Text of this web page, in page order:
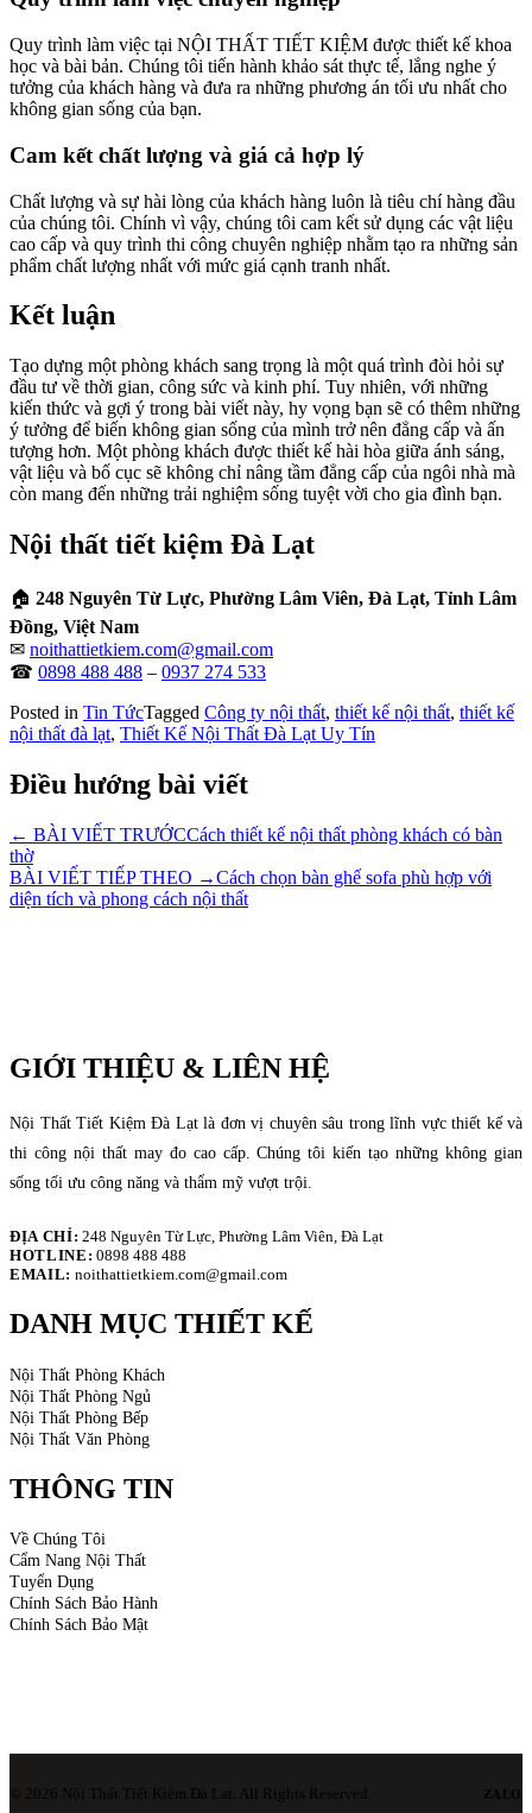
Quy trình làm việc tại NỘI THẤT TIẾT KIỆM được thiết kế khoa
học và bài bản. Chúng tôi tiến hành khảo sát thực tế, lắng nghe ý
tưởng của khách hàng và đưa ra những phương án tối ưu nhất cho
không gian sống của bạn.
Cam kết chất lượng và giá cả hợp lý
Chất lượng và sự hài lòng của khách hàng luôn là tiêu chí hàng đầu
của chúng tôi. Chính vì vậy, chúng tôi cam kết sử dụng các vật liệu
cao cấp và quy trình thi công chuyên nghiệp nhằm tạo ra những sản
phẩm chất lượng nhất với mức giá cạnh tranh nhất.
Kết luận
Tạo dựng một phòng khách sang trọng là một quá trình đòi hỏi sự
đầu tư về thời gian, công sức và kinh phí. Tuy nhiên, với những
kiến thức và gợi ý trong bài viết này, hy vọng bạn sẽ có thêm những
ý tưởng để biến không gian sống của mình trở nên đẳng cấp và ấn
tượng hơn. Một phòng khách được thiết kế hài hòa giữa ánh sáng,
vật liệu và bố cục sẽ không chỉ nâng tầm đẳng cấp của ngôi nhà mà
còn mang đến những trải nghiệm sống tuyệt vời cho gia đình bạn.
Nội thất tiết kiệm Đà Lạt
🏠 248 Nguyên Từ Lực, Phường Lâm Viên, Đà Lạt, Tỉnh Lâm
Đồng, Việt Nam
✉ noithattietkiem.com@gmail.com
☎ 0898 488 488 – 0937 274 533
Posted in Tin TứcTagged Công ty nội thất, thiết kế nội thất, thiết kế
nội thất đà lạt, Thiết Kế Nội Thất Đà Lạt Uy Tín
Điều hướng bài viết
← BÀI VIẾT TRƯỚCCách thiết kế nội thất phòng khách có bàn
thờ
BÀI VIẾT TIẾP THEO →Cách chọn bàn ghế sofa phù hợp với
diện tích và phong cách nội thất
GIỚI THIỆU & LIÊN HỆ
Nội Thất Tiết Kiệm Đà Lạt là đơn vị chuyên sâu trong lĩnh vực thiết kế và
thi công nội thất may đo cao cấp. Chúng tôi kiến tạo những không gian
sống tối ưu công năng và thẩm mỹ vượt trội.
ĐỊA CHỈ: 248 Nguyên Từ Lực, Phường Lâm Viên, Đà Lạt
HOTLINE: 0898 488 488
EMAIL: noithattietkiem.com@gmail.com
DANH MỤC THIẾT KẾ
Nội Thất Phòng Khách
Nội Thất Phòng Ngủ
Nội Thất Phòng Bếp
Nội Thất Văn Phòng
THÔNG TIN
Về Chúng Tôi
Cẩm Nang Nội Thất
Tuyển Dụng
Chính Sách Bảo Hành
Chính Sách Bảo Mật
© 2026 Nội Thất Tiết Kiệm Đà Lạt. All Rights Reserved. ZALO